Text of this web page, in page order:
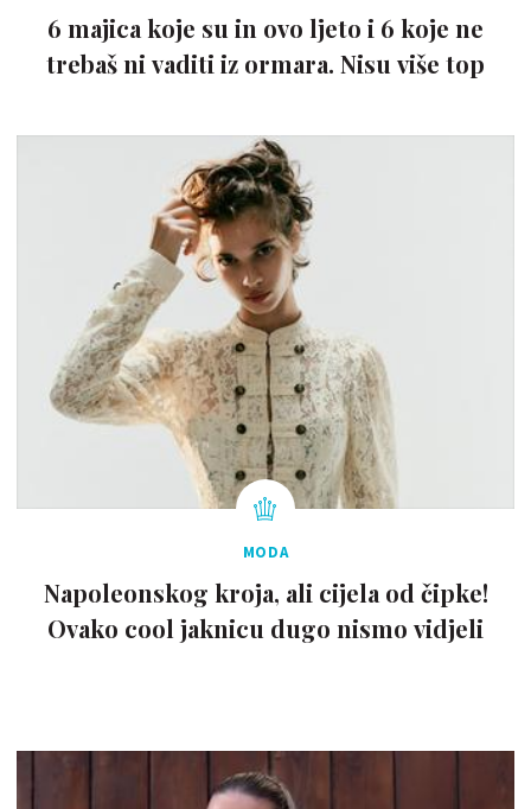
6 majica koje su in ovo ljeto i 6 koje ne
trebaš ni vaditi iz ormara. Nisu više top
MODA
Napoleonskog kroja, ali cijela od čipke!
Ovako cool jaknicu dugo nismo vidjeli